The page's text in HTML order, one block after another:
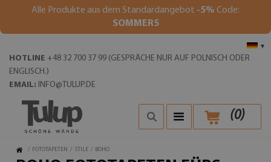
Alle Produkte aus dem Standardangebot -5% Code:
SOMMER5
▾
HOTLINE +48 32 700 37 99 (GESPRÄCHE NUR AUF POLNISCH ODER
ENGLISCH.)
EMAIL: INFO@TULUP.DE
(0)
/ FOTOTAPETEN / STILE / BOHO